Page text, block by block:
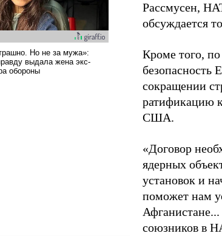
Рассмусен,
обсуждается
Кроме того, по
безопасность
сокращении
ратификацию
США.
«Договор
ядерных
установок и
поможет нам
союзников в